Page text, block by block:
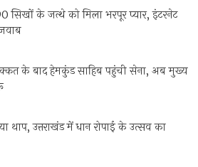
सिखों के जत्थे को मिला भरपूर प्यार, इंटरनेट
के बाद हेमकुंड साहिब पहुंची सेना, अब मुख्य
थाप, उत्तराखंड में धान रोपाई के उत्सव का